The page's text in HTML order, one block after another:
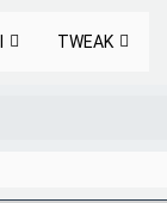
TWEAK